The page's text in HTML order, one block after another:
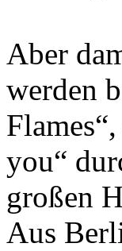
Aber
werden
you“
großen
Aus